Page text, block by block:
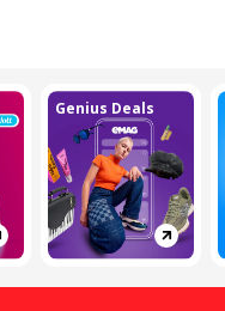
Genius Deals